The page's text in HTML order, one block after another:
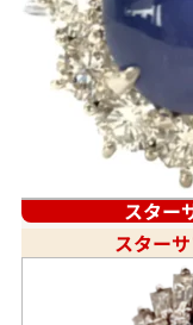
スター
スター